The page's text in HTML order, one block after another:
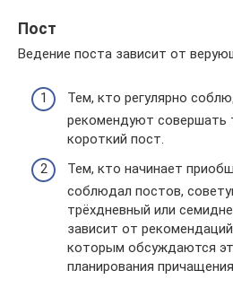
Пост
Ведение поста зависит от
Тем, кто регулярно
рекомендуют совершать
короткий пост.
Тем, кто начинает
соблюдал постов,
трёхдневный или
зависит от
которым обсуждаются
планирования